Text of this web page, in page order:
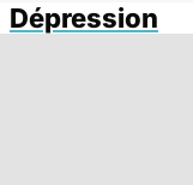
Dépression